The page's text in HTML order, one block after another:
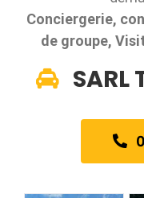
Conciergerie,
de groupe,